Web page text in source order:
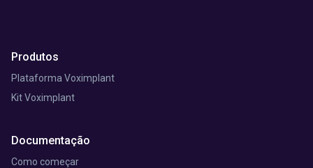
Produtos
Plataforma Voximplant
Kit Voximplant
Documentação
Como começar